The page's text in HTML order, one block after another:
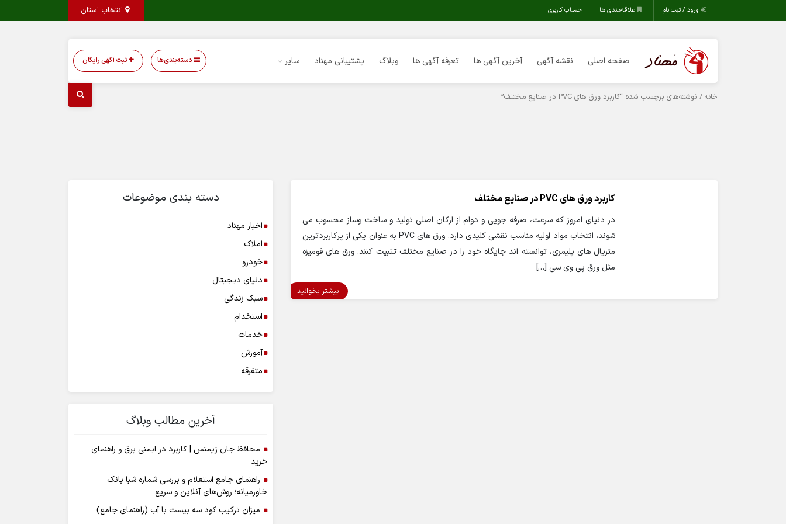
ورود / ثبت نام علاقه‌مندی ها حساب کاربری
صفحه اصلی نقشه آگهی آخرین آگهی ها تعرفه آگهی ها وبلاگ پشتیبانی مهناد سایر دسته‌بندی‌ها ثبت آگهی رایگان
خانه / نوشته‌های برچسب شده “کاربرد ورق های PVC در صنایع مختلف”
کاربرد ورق های PVC در صنایع مختلف
در دنیای امروز که سرعت، صرفه جویی و دوام از ارکان اصلی تولید و ساخت وساز محسوب می
شوند، انتخاب مواد اولیه مناسب نقشی کلیدی دارد. ورق های PVC به عنوان یکی از پرکاربردترین
متریال های پلیمری، توانسته اند جایگاه خود را در صنایع مختلف تثبیت کنند. ورق های فومیزه
مثل ورق پی وی سی […]
بیشتر بخوانید
دسته بندی موضوعات
اخبار مهناد
املاک
خودرو
دنیای دیجیتال
سبک زندگی
استخدام
خدمات
آموزش
متفرقه
آخرین مطالب وبلاگ
محافظ جان زیمنس | کاربرد در ایمنی برق و راهنمای
خرید
راهنمای جامع استعلام و بررسی شماره شبا بانک
خاورمیانه؛ روش‌های آنلاین و سریع
میزان ترکیب کود سه بیست با آب (راهنمای جامع)